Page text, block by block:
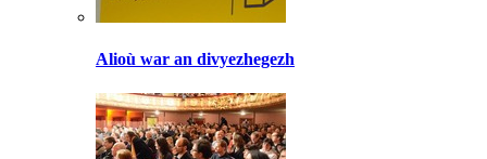
Alioù war an divyezhegezh